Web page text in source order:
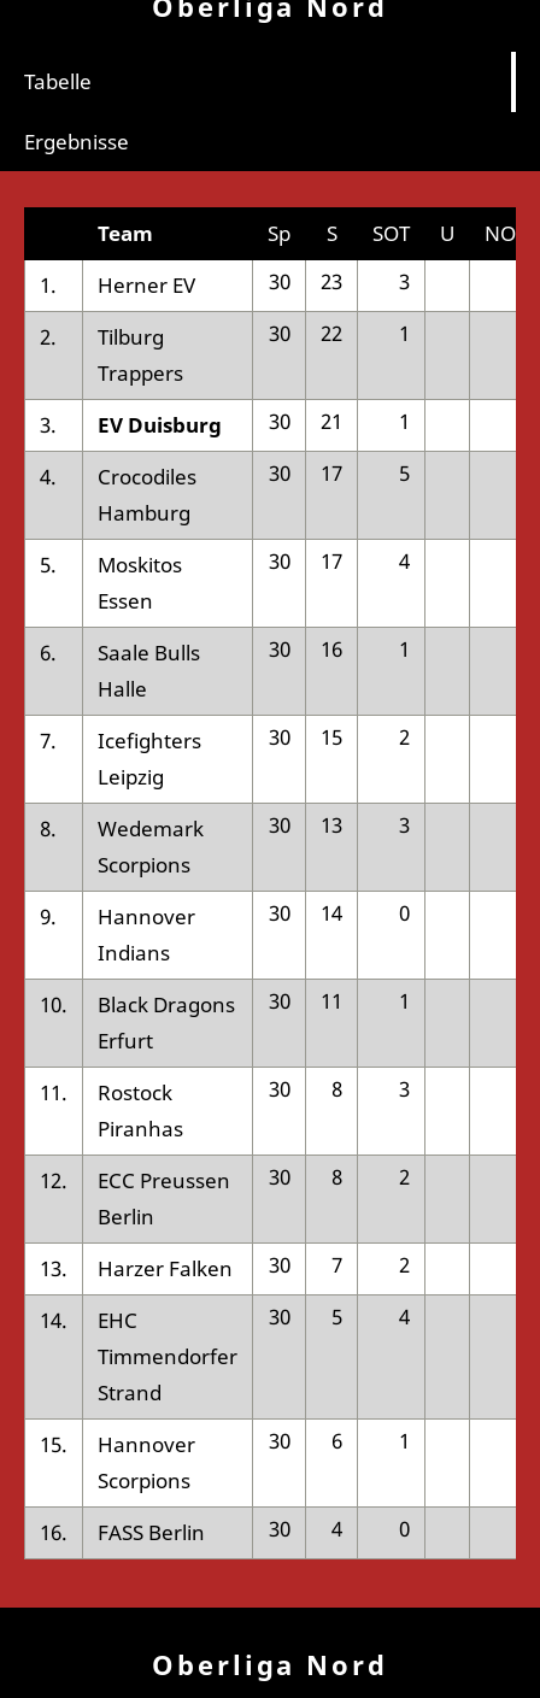
Tabelle
Ergebnisse
Team Sp S SOT U
NOT
1.
Herner EV 30 23 3
2.
Tilburg
Trappers
30 22 1
3. EV Duisburg 30 21 1
4.
Crocodiles
Hamburg
30 17 5
5.
Moskitos
Essen
30 17 4
6.
Saale Bulls
Halle
30 16 1
7.
Icefighters
Leipzig
30 15 2
8.
Wedemark
Scorpions
30 13 3
9.
Hannover
Indians
30 14 0
10.
Black Dragons
Erfurt
30 11 1
11.
Rostock
Piranhas
30 8 3
12.
ECC Preussen
Berlin
30 8 2
13. Harzer Falken 30 7 2
14.
EHC
Timmendorfer
Strand
30 5 4
15.
Hannover
Scorpions
30 6 1
16. FASS Berlin 30 4 0
Oberliga Nord